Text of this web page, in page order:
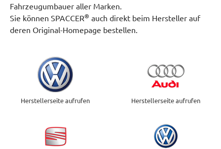
Fahrzeugumbauer aller Marken.
Sie können SPACCER® auch direkt beim Hersteller auf
deren Original-Homepage bestellen.
Herstellerseite aufrufen Herstellerseite aufrufen